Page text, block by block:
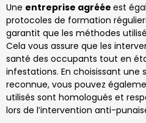
Une entreprise agréée est
protocoles de formation
garantit que les méthodes
Cela vous assure que les
santé des occupants tout en
infestations. En choisissant une
reconnue, vous pouvez
utilisés sont homologués et
lors de l’intervention anti-